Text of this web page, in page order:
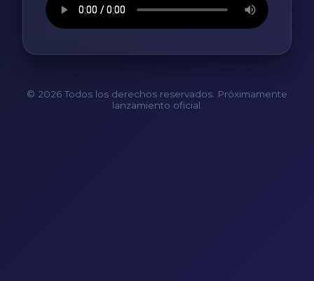
© 2026 Todos los derechos reservados. Próximamente
lanzamiento oficial.